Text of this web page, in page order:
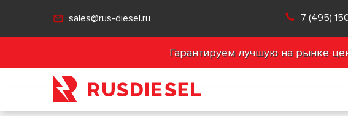
sales@rus-diesel.ru 7 (495)
Гарантируем лучшую на рынке